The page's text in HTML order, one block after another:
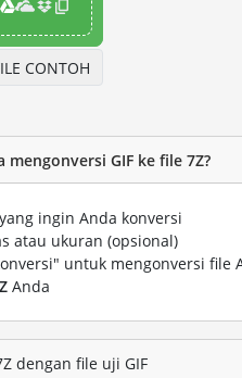
CONTOH
mengonversi GIF ke file 7Z?
yang ingin Anda konversi
atau ukuran (opsional)
untuk mengonversi file
Anda
dengan file uji GIF